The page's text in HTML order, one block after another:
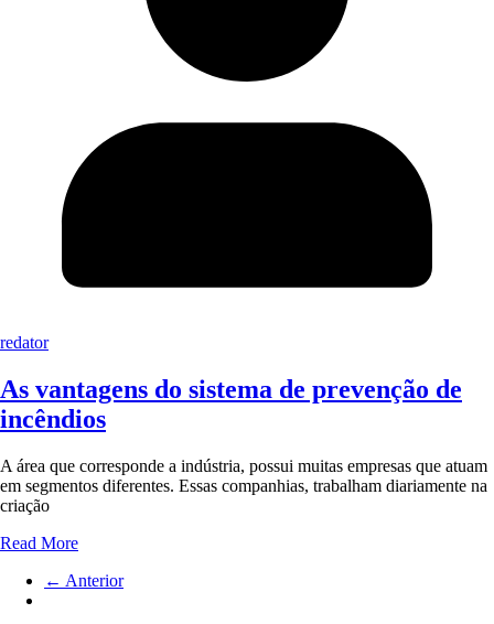
redator
As vantagens do sistema de prevenção de
incêndios
A área que corresponde a indústria, possui muitas empresas que atuam
em segmentos diferentes. Essas companhias, trabalham diariamente na
criação
Read More
← Anterior